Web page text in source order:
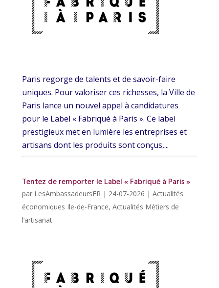
Paris regorge de talents et de savoir-faire
uniques. Pour valoriser ces richesses, la Ville de
Paris lance un nouvel appel à candidatures
pour le Label « Fabriqué à Paris ». Ce label
prestigieux met en lumière les entreprises et
artisans dont les produits sont conçus,...
Tentez de remporter le Label « Fabriqué à Paris »
par LesAmbassadeursFR| 24-07-2026 | Actualités
économiques Ile-de-France, Actualités Métiers de
l’artisanat